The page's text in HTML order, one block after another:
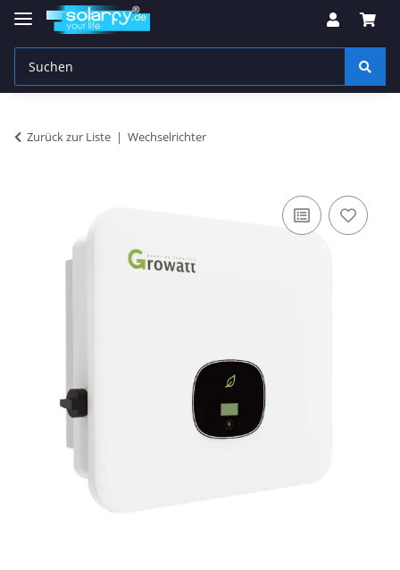
Zurück zur Liste Wechselrichter